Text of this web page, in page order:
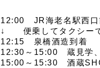
12:00 JR海老名駅西口
↓ 便乗してタクシー
12:15 泉橋酒造到着
12:30～15:00 蔵見学
15:00～15:30 酒蔵